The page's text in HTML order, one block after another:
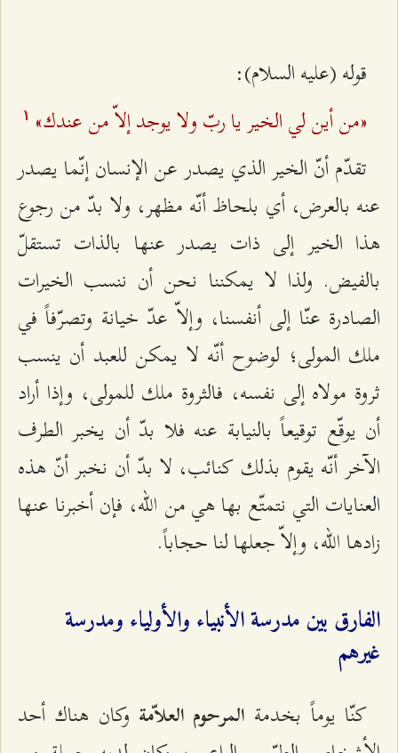
قوله (عليه السلام):
«من أين لي الخير يا ربّ ولا يوجد إلاّ من عندك»
۱
تقدّم أنّ الخير الذي يصدر عن الإنسان إنّما يصدر
عنه بالعرض، أي بلحاظ أنّه مظهر، ولا بدّ من رجوع
هذا الخير إلى ذات يصدر عنها بالذات تستقلّ
بالفيض. ولذا لا يمكننا نحن أن ننسب الخيرات
الصادرة عنّا إلى أنفسنا، وإلاّ عدّ خيانة وتصرّفاً في
ملك المولى؛ لوضوح أنّه لا يمكن للعبد أن ينسب
ثروة مولاه إلى نفسه، فالثروة ملك للمولى، وإذا أراد
أن يوقّع توقيعاً بالنيابة عنه فلا بدّ أن يخبر الطرف
الآخر أنّه يقوم بذلك كنائب، لا بدّ أن نخبر أنّ هذه
العنايات التي نتمتّع بها هي من الله، فإن أخبرنا عنها
زادها الله، وإلاّ جعلها لنا حجاباً.
الفارق بين مدرسة الأنبياء والأولياء ومدرسة
غيرهم
كنّا يوماً بخدمة المرحوم العلاّمة وكان هناك أحد